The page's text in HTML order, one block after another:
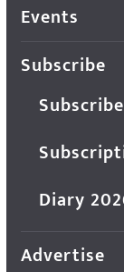
Events
Subscribe
Diary
Advertise